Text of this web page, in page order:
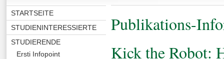
STARTSEITE
STUDIENINTERESSIERTE
STUDIERENDE
Ersti Infopoint
Publikations-
Kick the Robot: